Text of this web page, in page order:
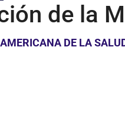
de la
DE LA